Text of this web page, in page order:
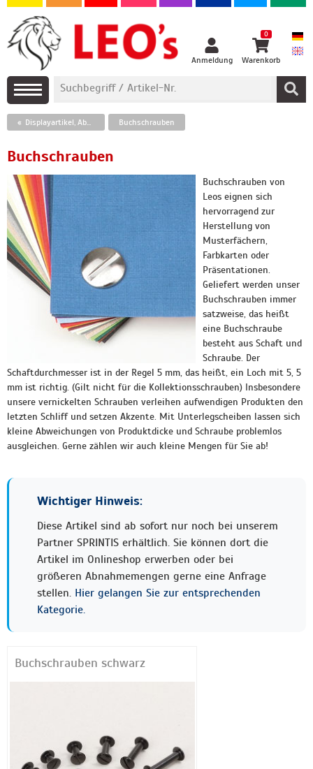
Anmeldung
0
Warenkorb
Displayartikel, Abheftvorrichtungen und Befestigungstechnik Buchschrauben
Buchschrauben
Buchschrauben von
Leos eignen sich
hervorragend zur
Herstellung von
Musterfächern,
Farbkarten oder
Präsentationen.
Geliefert werden unser
Buchschrauben immer
satzweise, das heißt
eine Buchschraube
besteht aus Schaft und
Schraube. Der
Schaftdurchmesser ist in der Regel 5 mm, das heißt, ein Loch mit 5, 5
mm ist richtig. (Gilt nicht für die Kollektionsschrauben) Insbesondere
unsere vernickelten Schrauben verleihen aufwendigen Produkten den
letzten Schliff und setzen Akzente. Mit Unterlegscheiben lassen sich
kleine Abweichungen von Produktdicke und Schraube problemlos
ausgleichen. Gerne zählen wir auch kleine Mengen für Sie ab!
Wichtiger Hinweis:
Diese Artikel sind ab sofort nur noch bei unserem
Partner SPRINTIS erhältlich. Sie können dort die
Artikel im Onlineshop erwerben oder bei
größeren Abnahmemengen gerne eine Anfrage
stellen. Hier gelangen Sie zur entsprechenden
Kategorie.
Buchschrauben schwarz